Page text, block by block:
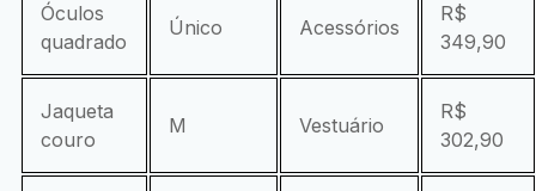
Óculos
quadrado
Único Acessórios
R$
349,90
Jaqueta
couro
M Vestuário
R$
302,90